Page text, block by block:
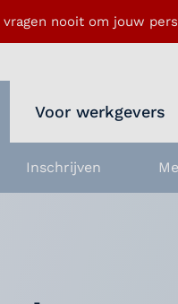
vragen nooit om jouw
Voor werkgevers
Inschrijven